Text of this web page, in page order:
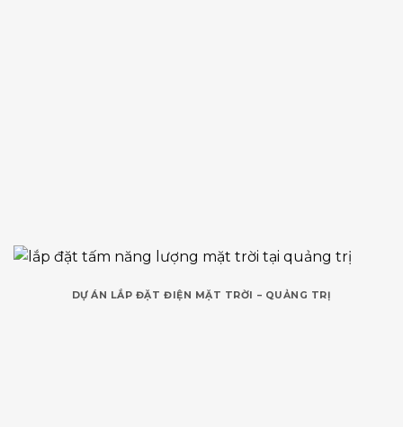
DỰ ÁN LẮP ĐẶT ĐIỆN MẶT TRỜI – QUẢNG TRỊ